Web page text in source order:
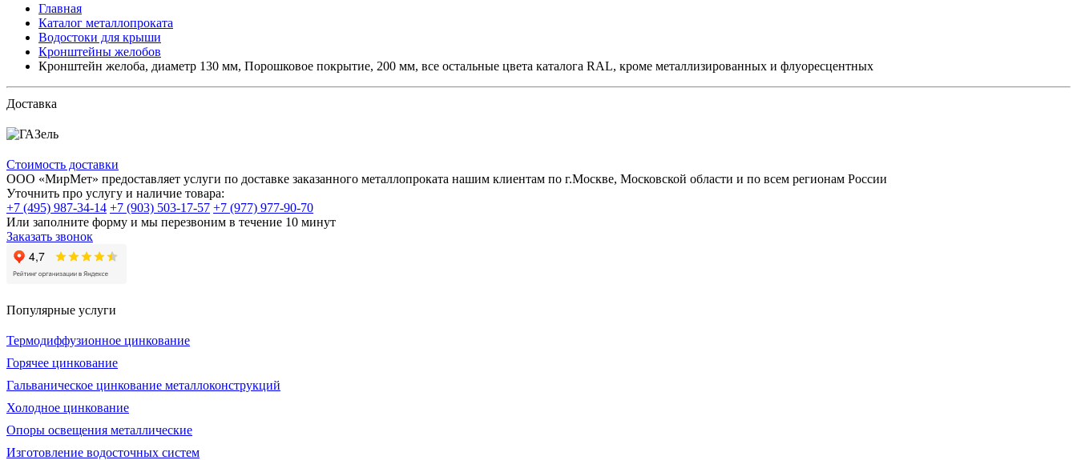
Главная
Каталог металлопроката
Водостоки для крыши
Кронштейны желобов
Кронштейн желоба, диаметр 130 мм, Порошковое покрытие, 200 мм, все остальные цвета каталога RAL, кроме металлизированных и флуоресцентных
Доставка
Стоимость доставки
ООО «МирМет» предоставляет услуги по доставке заказанного металлопроката нашим клиентам по г.Москве, Московской области и по всем регионам России
Уточнить про услугу и наличие товара:
+7 (495) 987-34-14 +7 (903) 503-17-57 +7 (977) 977-90-70
Или заполните форму и мы перезвоним в течение 10 минут
Заказать звонок
Популярные услуги
Термодиффузионное цинкование
Горячее цинкование
Гальваническое цинкование металлоконструкций
Холодное цинкование
Опоры освещения металлические
Изготовление водосточных систем